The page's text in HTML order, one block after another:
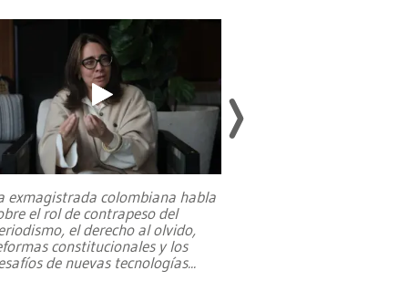
exmagistrada colombiana habla
el rol de contrapeso del
el derecho al olvido,
constitucionales y los
de nuevas tecnologías...